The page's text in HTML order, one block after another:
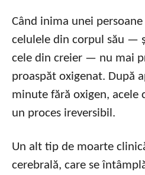
Când inima unei
celulele din corpul său —
cele din creier — nu mai
proaspăt oxigenat. După
minute fără oxigen, acele
un proces ireversibil.
Un alt tip de moarte
cerebrală, care se